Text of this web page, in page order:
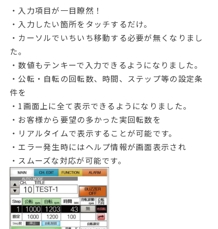
・入力項目が一目瞭然！
・入力したい箇所をタッチするだけ。
・カーソルでいちいち移動する必要が無くなりまし
た。
・数値もテンキーで入力できるようになりました。
・公転・自転の回転数、時間、ステップ等の設定条
件を
・1画面上に全て表示できるようになりました。
・お客様から要望の多かった実回転数を
・リアルタイムで表示することが可能です。
・エラー発生時にはヘルプ情報が画面表示され
・スムーズな対応が可能です。